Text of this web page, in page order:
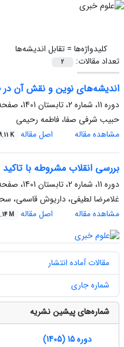
کلیدواژه‌ها =تقابل اندیشه‌ها
تعداد مقالات:
2
اندیشه‌های نوین و نقش آن
دوره 11، شماره 2، تابستان 1401، صفحه
حبیب شرفی صفا، فاطمه رحیمی
مشاهده مقاله
اصل مقاله K
بررسی انقلاب مشروطه با
دوره 11، شماره 2، تابستان 1401، صفحه
غلامرضا لطیفی، داریوش قاسمی،
مشاهده مقاله
اصل مقاله M
مقالات آماده انتشار
شماره جاری
شماره‌های پیشین نشریه
دوره 15 (1405)